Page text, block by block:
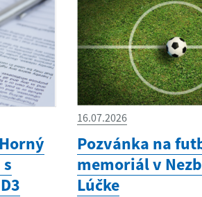
16.07.2026
Pozvánka na
memoriál v
Lúčke